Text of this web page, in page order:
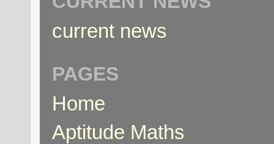
current news
PAGES
Home
Aptitude Maths